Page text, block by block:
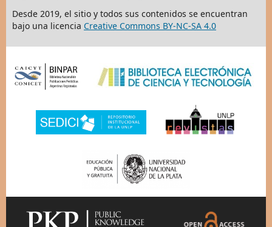
Desde 2019, el sitio y todos sus contenidos se encuentran
bajo una licencia Creative Commons BY-NC-SA 4.0